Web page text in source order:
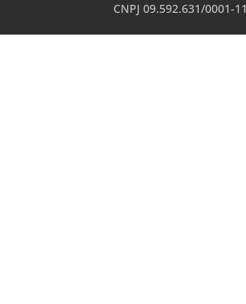
CNPJ 09.592.631/0001-11